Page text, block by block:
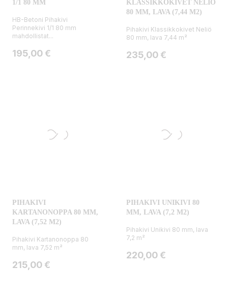
1/1 80 MM
HB-Betoni Pihakivi
Perinnekivi 1/1 80 mm
mahdollistat...
Hinta
195,00 €
KLASSIKKOKIVET NELIÖ
80 MM, LAVA (7,44 M2)
Pihakivi Klassikkokivet Neliö
80 mm, lava 7,44 m²
Hinta
235,00 €
PIHAKIVI
KARTANONOPPA 80 MM,
LAVA (7,52 M2)
Pihakivi Kartanonoppa 80
mm, lava 7,52 m²
Hinta
215,00 €
PIHAKIVI UNIKIVI 80
MM, LAVA (7,2 M2)
Pihakivi Unikivi 80 mm, lava
7,2 m²
Hinta
220,00 €